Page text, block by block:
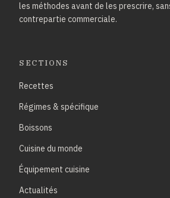
les méthodes avant de les prescrire,
contrepartie commerciale.
SECTIONS
Recettes
Régimes & spécifique
Boissons
Cuisine du monde
Équipement cuisine
Actualités